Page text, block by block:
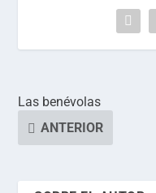
Las benévolas
ANTERIOR